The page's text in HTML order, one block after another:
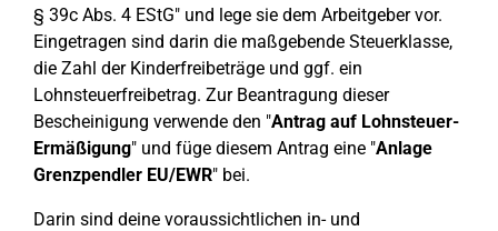
§ 39c Abs. 4 EStG" und lege sie dem Arbeitgeber vor.
Eingetragen sind darin die maßgebende Steuerklasse,
die Zahl der Kinderfreibeträge und ggf. ein
Lohnsteuerfreibetrag. Zur Beantragung dieser
Bescheinigung verwende den "Antrag auf Lohnsteuer-
Ermäßigung" und füge diesem Antrag eine "Anlage
Grenzpendler EU/EWR" bei.
Darin sind deine voraussichtlichen in- und